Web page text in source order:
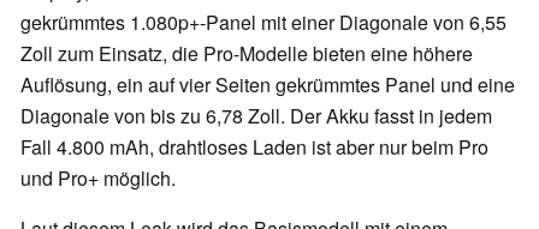
gekrümmtes 1.080p+-Panel mit einer Diagonale von 6,55
Zoll zum Einsatz, die Pro-Modelle bieten eine höhere
Auflösung, ein auf vier Seiten gekrümmtes Panel und eine
Diagonale von bis zu 6,78 Zoll. Der Akku fasst in jedem
Fall 4.800 mAh, drahtloses Laden ist aber nur beim Pro
und Pro+ möglich.